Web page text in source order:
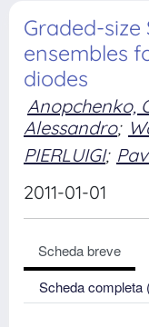
Graded-
ensembles
diodes
Anopchenko,
Alessandro;
PIERLUIGI;
2011-01-01
Scheda breve
Scheda completa